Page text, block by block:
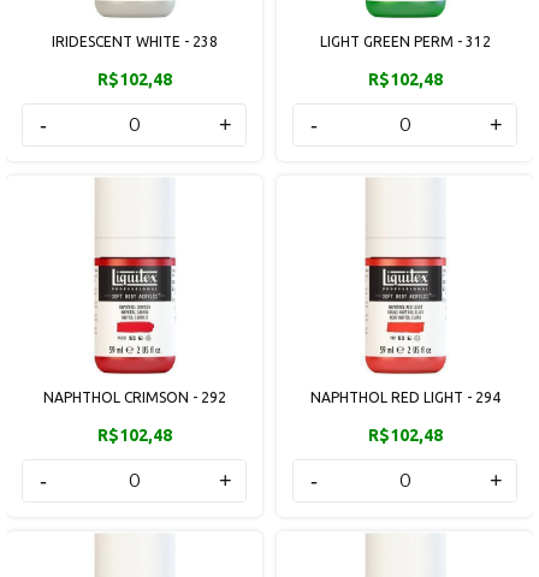
IRIDESCENT WHITE - 238
R$102,48
- +
LIGHT GREEN PERM - 312
R$102,48
- +
NAPHTHOL CRIMSON - 292
R$102,48
- +
NAPHTHOL RED LIGHT - 294
R$102,48
- +